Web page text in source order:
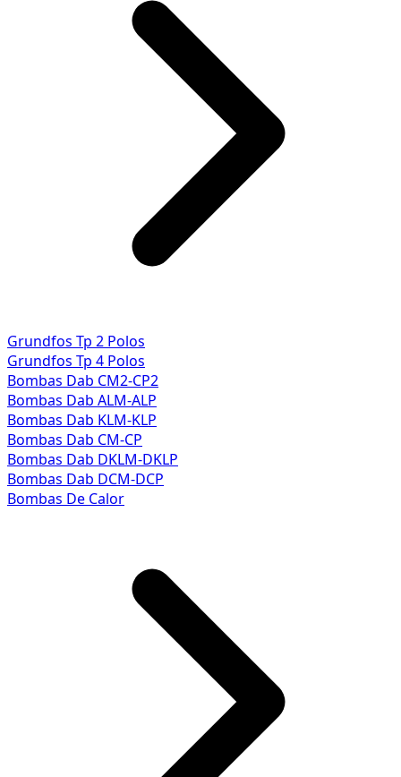
Grundfos Tp 2 Polos
Grundfos Tp 4 Polos
Bombas Dab CM2-CP2
Bombas Dab ALM-ALP
Bombas Dab KLM-KLP
Bombas Dab CM-CP
Bombas Dab DKLM-DKLP
Bombas Dab DCM-DCP
Bombas De Calor